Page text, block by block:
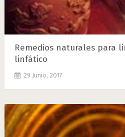
Remedios naturales para
linfático
29 Junio, 2017